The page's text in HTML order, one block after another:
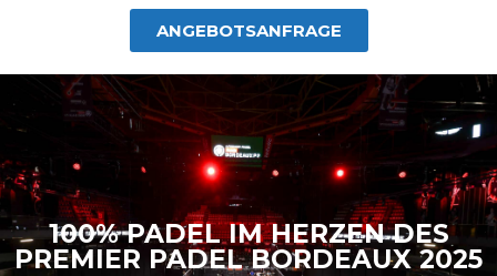
ANGEBOTSANFRAGE
100% PADEL IM HERZEN DES
PREMIER PADEL BORDEAUX 2025